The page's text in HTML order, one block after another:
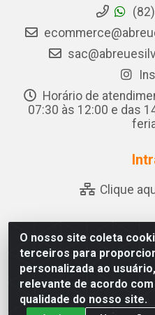
O nosso site coleta
terceiros para
personalizada ao
relevante de acordo
qualidade do nosso site.
Horário de
07:30 às 12:00 e das
Clique
Abreu & Silva - Rua Padre
Olho D'Água das Flores/